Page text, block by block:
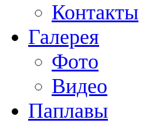
Контакты
Галерея
Фото
Видео
Паплавы